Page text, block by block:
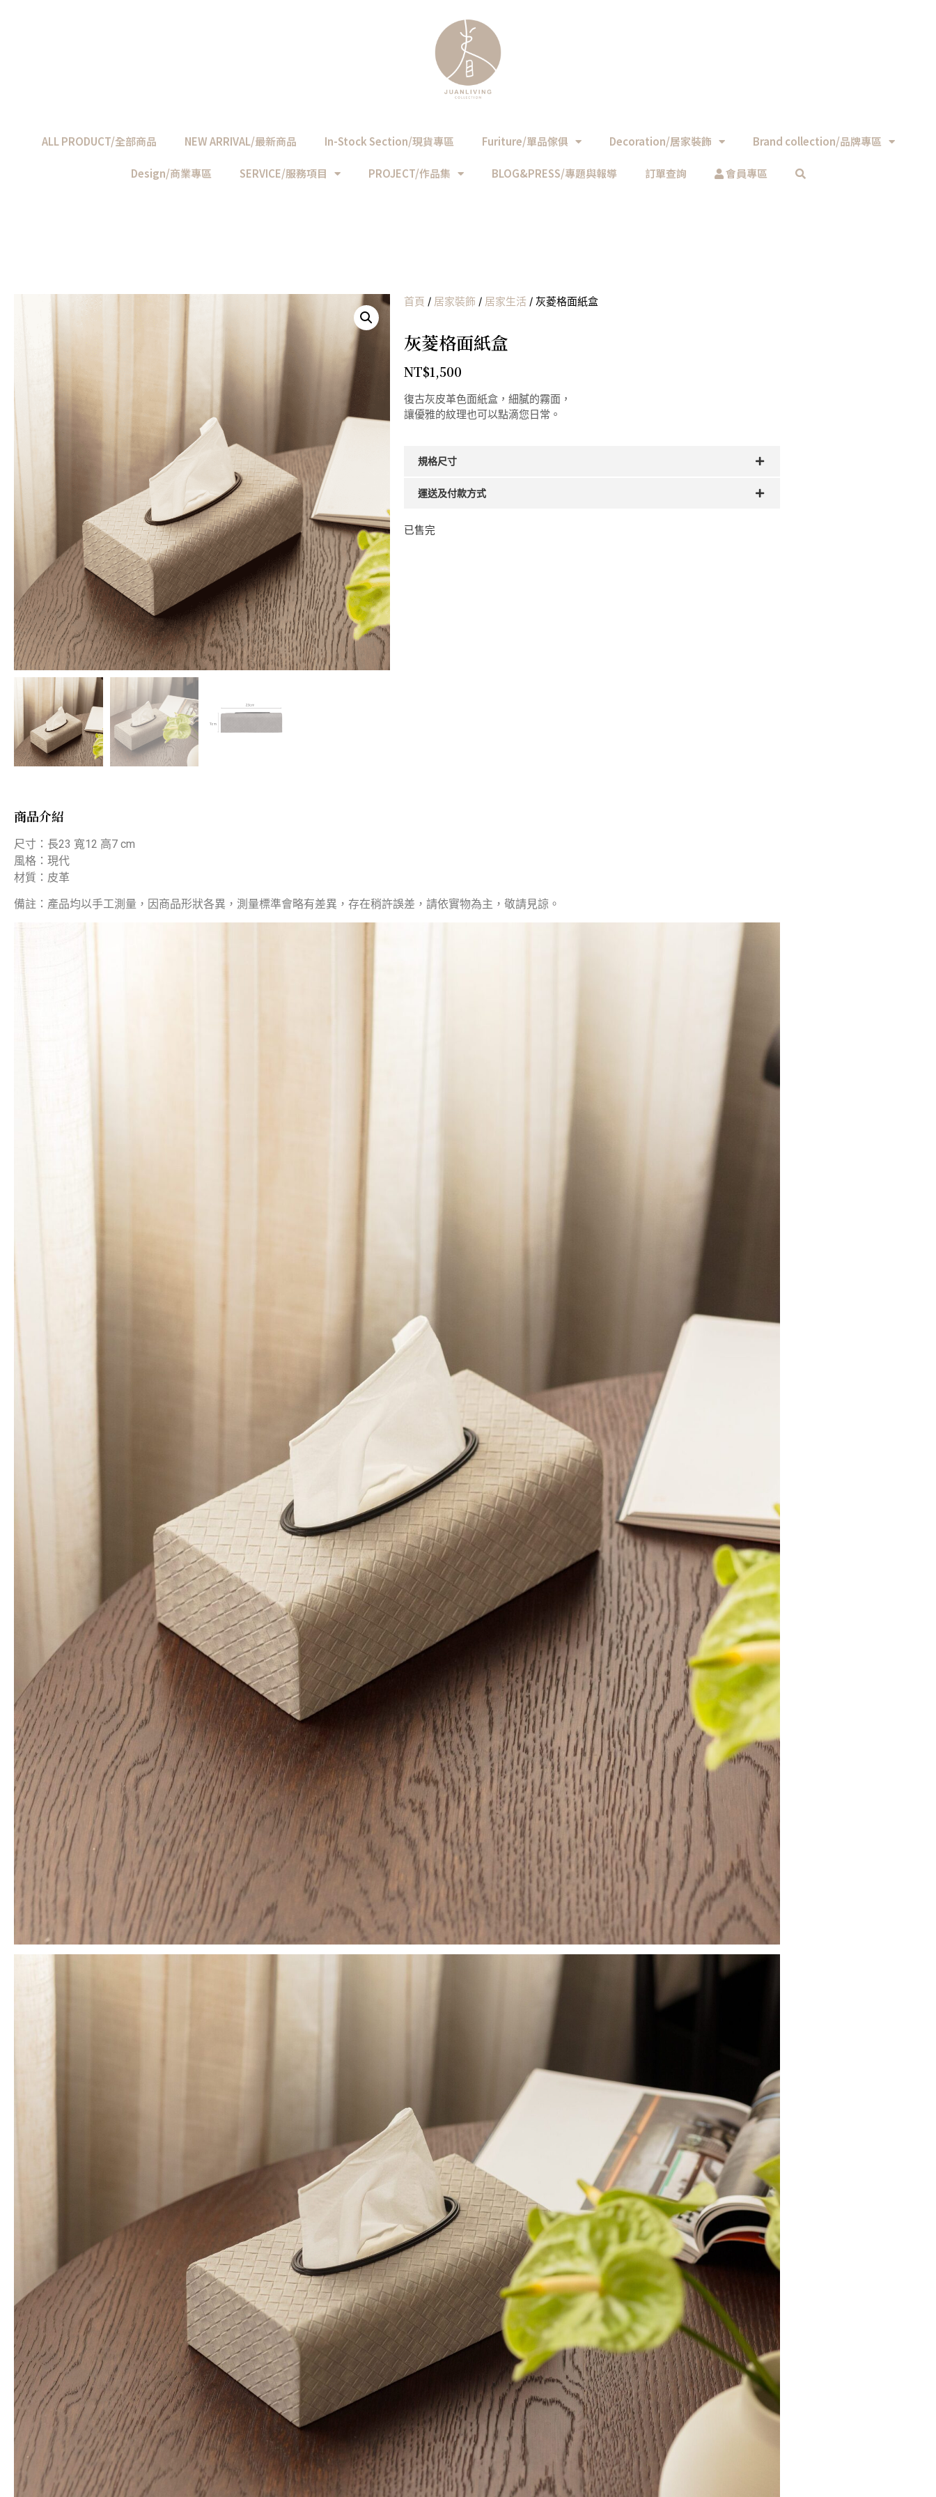
ALL PRODUCT/全部商品 NEW ARRIVAL/最新商品 In-Stock Section/現貨專區 Furiture/單品傢俱 Decoration/居家裝飾 Brand collection/品牌專區
Design/商業專區 SERVICE/服務項目 PROJECT/作品集 BLOG&PRESS/專題與報導 訂單查詢 會員專區
首頁 / 居家裝飾 / 居家生活 / 灰菱格面紙盒
灰菱格面紙盒
NT$1,500
復古灰皮革色面紙盒，細膩的霧面，
讓優雅的紋理也可以點滴您日常。
規格尺寸
運送及付款方式
已售完
商品介紹
尺寸：長23 寬12 高7 cm
風格：現代
材質：皮革
備註：產品均以手工測量，因商品形狀各異，測量標準會略有差異，存在稍許誤差，請依實物為主，敬請見諒。